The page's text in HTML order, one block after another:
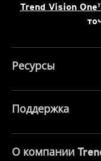
Trend Vision
Ресурсы
Поддержка
О компании